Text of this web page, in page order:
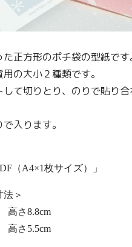
正方形のポチ袋の型紙です
の大小２種類です。
して切りとり、のりで貼り
入ります。
（A4×1枚サイズ）」
法＞
高さ8.8cm
高さ5.5cm